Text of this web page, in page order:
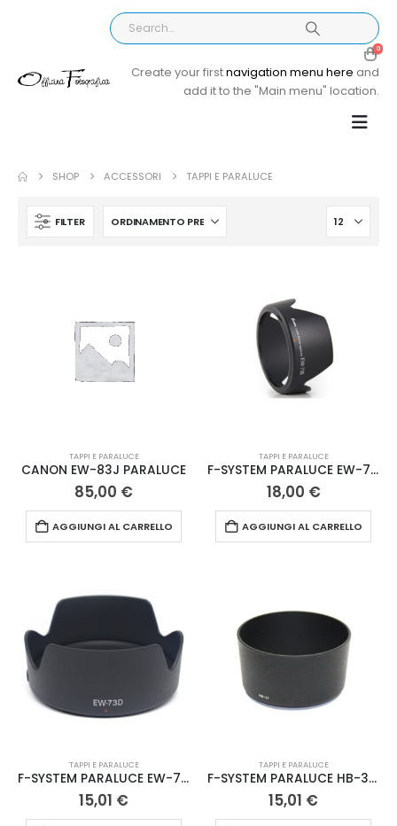
0
Create your firstnavigation menu here and
add it to the "Main menu" location.
SHOP ACCESSORI TAPPI E PARALUCE
FILTER
TAPPI E PARALUCE
CANON EW-83J PARALUCE
85,00 €
AGGIUNGI AL CARRELLO
TAPPI E PARALUCE
F-SYSTEM PARALUCE EW-73B CAN
18,00 €
AGGIUNGI AL CARRELLO
TAPPI E PARALUCE
F-SYSTEM PARALUCE EW-73D CAN
15,01 €
TAPPI E PARALUCE
F-SYSTEM PARALUCE HB-37 NIK
15,01 €